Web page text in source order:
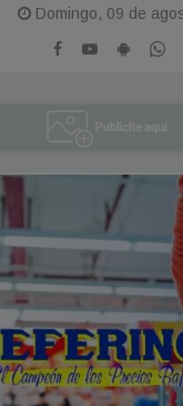
Domingo, 09 de